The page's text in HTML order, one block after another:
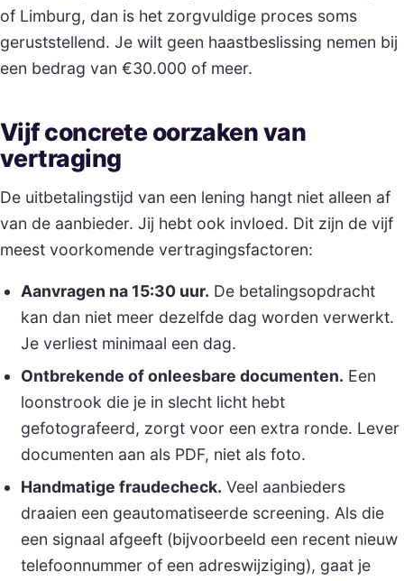
of Limburg, dan is het zorgvuldige proces soms
geruststellend. Je wilt geen haastbeslissing nemen bij
een bedrag van €30.000 of meer.
Vijf concrete oorzaken van
vertraging
De uitbetalingstijd van een lening hangt niet alleen af
van de aanbieder. Jij hebt ook invloed. Dit zijn de vijf
meest voorkomende vertragingsfactoren:
Aanvragen na 15:30 uur. De betalingsopdracht
kan dan niet meer dezelfde dag worden verwerkt.
Je verliest minimaal een dag.
Ontbrekende of onleesbare documenten. Een
loonstrook die je in slecht licht hebt
gefotografeerd, zorgt voor een extra ronde. Lever
documenten aan als PDF, niet als foto.
Handmatige fraudecheck. Veel aanbieders
draaien een geautomatiseerde screening. Als die
een signaal afgeeft (bijvoorbeeld een recent nieuw
telefoonnummer of een adreswijziging), gaat je